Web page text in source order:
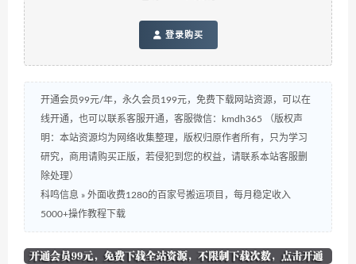
登录购买
开通会员99元/年，永久会员199元，免费下载网站资源，可以在
线开通，也可以联系客服开通，客服微信：kmdh365 （版权声
明：本站资源均为网络收集整理，版权归原作者所有，只为学习
研究，商用请购买正版，若侵犯到您的权益，请联系本站客服删
除处理）
科鸣信息 » 外面收费1280的百家号搬运项目，每月稳定收入
5000+操作教程下载